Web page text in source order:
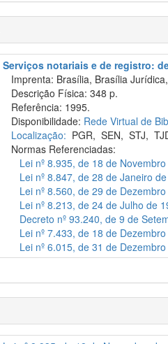
Serviços notariais e de registro:
Imprenta: Brasília, Brasília
Descrição Física: 348 p.
Referência: 1995.
Disponibilidade: Rede Virtual de
Localização: PGR,SEN,STJ,
Normas Referenciadas:
Lei nº 8.935, de 18 de
Lei nº 8.847, de 28 de Janeiro
Lei nº 8.560, de 29 de
Lei nº 8.213, de 24 de Julho de
Decreto nº 93.240, de 9 de
Lei nº 7.433, de 18 de
Lei nº 6.015, de 31 de